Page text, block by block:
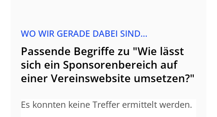
WO WIR GERADE DABEI SIND…
Passende Begriffe zu "Wie lässt
sich ein Sponsorenbereich auf
einer Vereinswebsite umsetzen?"
Es konnten keine Treffer ermittelt werden.